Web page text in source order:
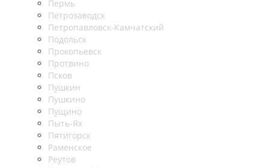
Пермь
Петрозаводск
Петропавловск-Камчатский
Подольск
Прокопьевск
Протвино
Псков
Пушкин
Пушкино
Пущино
Пыть-Ях
Пятигорск
Раменское
Реутов